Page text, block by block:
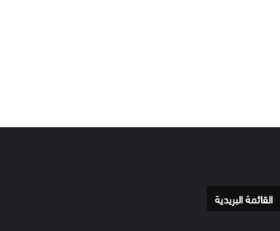
القائمة البريدية